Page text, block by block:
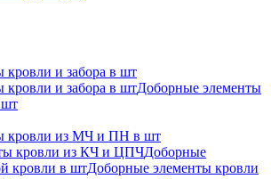
и забора в шт
и забора в штДоборные элементы
шт
кровли из МЧ и ПН в шт
кровли из КЧ и ЦПЧДоборные
кровли в штДоборные элементы кровли